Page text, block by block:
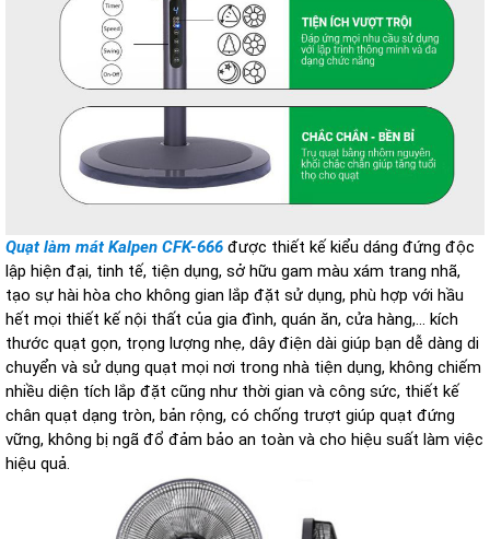
Quạt làm mát Kalpen CFK-666 được thiết kế kiểu dáng đứng độc
lập hiện đại, tinh tế, tiện dụng, sở hữu gam màu xám trang nhã,
tạo sự hài hòa cho không gian lắp đặt sử dụng, phù hợp với hầu
hết mọi thiết kế nội thất của gia đình, quán ăn, cửa hàng,... kích
thước quạt gọn, trọng lượng nhẹ, dây điện dài giúp bạn dễ dàng di
chuyển và sử dụng quạt mọi nơi trong nhà tiện dụng, không chiếm
nhiều diện tích lắp đặt cũng như thời gian và công sức, thiết kế
chân quạt dạng tròn, bản rộng, có chống trượt giúp quạt đứng
vững, không bị ngã đổ đảm bảo an toàn và cho hiệu suất làm việc
hiệu quả.